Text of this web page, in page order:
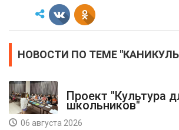
НОВОСТИ ПО ТЕМЕ
Проект "Культура
школьников"
06 августа 2026